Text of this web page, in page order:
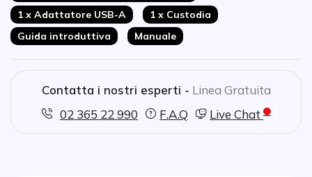
1 x Adattatore USB-A
1 x Custodia
Guida introduttiva
Manuale
Contatta i nostri esperti - Linea Gratuita
02 365 22 990
F.A.Q Live Chat